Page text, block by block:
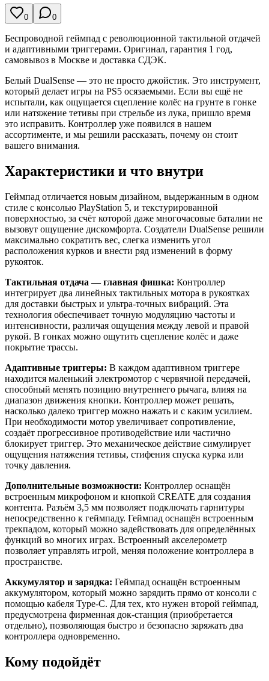
0 0
Беспроводной геймпад с революционной тактильной отдачей
и адаптивными триггерами. Оригинал, гарантия 1 год,
самовывоз в Москве и доставка СДЭК.
Белый DualSense — это не просто джойстик. Это инструмент,
который делает игры на PS5 осязаемыми. Если вы ещё не
испытали, как ощущается сцепление колёс на грунте в гонке
или натяжение тетивы при стрельбе из лука, пришло время
это исправить. Контроллер уже появился в нашем
ассортименте, и мы решили рассказать, почему он стоит
вашего внимания.
Характеристики и что внутри
Геймпад отличается новым дизайном, выдержанным в одном
стиле с консолью PlayStation 5, и текстурированной
поверхностью, за счёт которой даже многочасовые баталии не
вызовут ощущение дискомфорта. Создатели DualSense решили
максимально сократить вес, слегка изменить угол
расположения курков и внести ряд изменений в форму
рукояток.
Тактильная отдача — главная фишка: Контроллер
интегрирует два линейных тактильных мотора в рукоятках
для доставки быстрых и ультра-точных вибраций. Эта
технология обеспечивает точную модуляцию частоты и
интенсивности, различая ощущения между левой и правой
рукой. В гонках можно ощутить сцепление колёс и даже
покрытие трассы.
Адаптивные триггеры: В каждом адаптивном триггере
находится маленький электромотор с червячной передачей,
способный менять позицию внутреннего рычага, влияя на
диапазон движения кнопки. Контроллер может решать,
насколько далеко триггер можно нажать и с каким усилием.
При необходимости мотор увеличивает сопротивление,
создаёт прогрессивное противодействие или частично
блокирует триггер. Это механическое действие симулирует
ощущения натяжения тетивы, стифения спуска курка или
точку давления.
Дополнительные возможности: Контроллер оснащён
встроенным микрофоном и кнопкой CREATE для создания
контента. Разъём 3,5 мм позволяет подключать гарнитуры
непосредственно к геймпаду. Геймпад оснащён встроенным
трекпадом, который можно задействовать для определённых
функций во многих играх. Встроенный акселерометр
позволяет управлять игрой, меняя положение контроллера в
пространстве.
Аккумулятор и зарядка: Геймпад оснащён встроенным
аккумулятором, который можно зарядить прямо от консоли с
помощью кабеля Type-C. Для тех, кто нужен второй геймпад,
предусмотрена фирменная док-станция (приобретается
отдельно), позволяющая быстро и безопасно заряжать два
контроллера одновременно.
Кому подойдёт